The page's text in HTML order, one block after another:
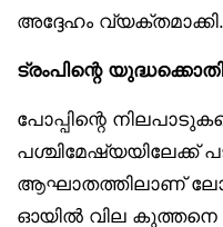
അദ്ദേഹം വ്യക്തമാക്കി.
ട്രംപിന്റെ യുദ്ധക്കൊതി
പോപ്പിന്റെ
പശ്ചിമേഷ്യയിലേക്ക്
ആഘാതത്തിലാണ്
ഓയിൽ വില കുത്തനെ